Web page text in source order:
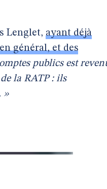
Lenglet, ayant déjà
général, et des
publics est
la RATP : ils
»